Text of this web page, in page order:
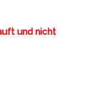
und nicht